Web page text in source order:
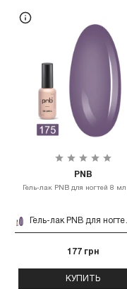
PNB
Гель-лак PNB для ногтей 8 мл
177 грн
КУПИТЬ